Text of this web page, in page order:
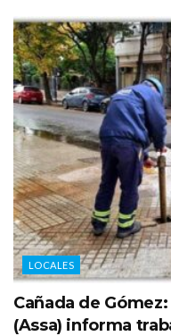
LOCALES
Cañada de
(Assa) informa